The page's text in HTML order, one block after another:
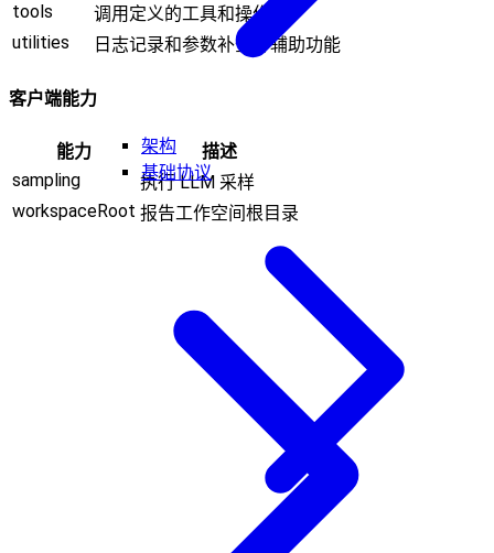
架构
基础协议
tools
调用定义的工具和操作
utilities
日志记录和参数补全等辅助功能
客户端能力
能力
描述
sampling
执行 LLM 采样
workspaceRoot 报告工作空间根目录